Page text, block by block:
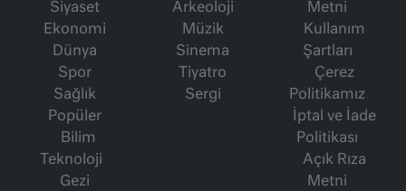
Siyaset
Ekonomi
Dünya
Spor
Sağlık
Popüler
Bilim
Teknoloji
Gezi
Arkeoloji
Müzik
Sinema
Tiyatro
Sergi
Metni
Kullanım
Şartları
Çerez
Politikamız
İptal ve İade
Politikası
Açık Rıza
Metni